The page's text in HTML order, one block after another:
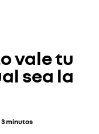
vale tu
sea la
minutos